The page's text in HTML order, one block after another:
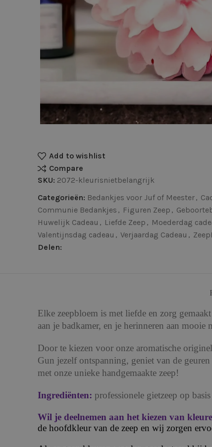
Add to wishlist
Compare
SKU: 2072-kleurisnietbelangrijk
Categorieën: Bedankjes voor Juf of Meester,
Communie Bedankjes , Figuren Zeep ,
Huwelijk Cadeau , Liefde Zeep , Moederdag
Valentijnsdag cadeau , Verjaardag Cadeau ,
Delen:
Elke zeepbloem is met liefde en zorg
aan je badkamer, en je herinneren aan mooie
Door te kiezen voor onze aromatische
Gun jezelf ontspanning, geniet van de
met onze unieke handgemaakte zeep!
Ingrediënten: professionele gietzeep op
Wil je deelnemen aan het kiezen van
de hoofdkleur van de zeep en wij zorgen